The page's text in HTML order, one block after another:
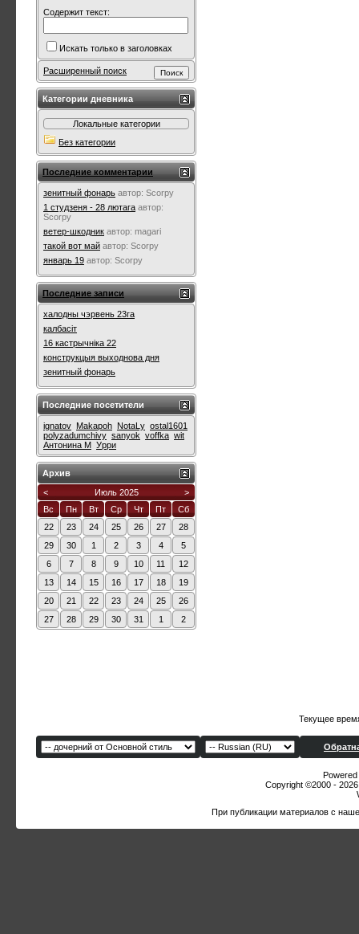
Содержит текст:
Искать только в заголовках
Расширенный поиск
Категории дневника
Локальные категории
Без категории
Последние комментарии
зенитный фонарь автор: Scorpy
1 студзеня - 28 лютага автор:
Scorpy
ветер-шкодник автор: magari
такой вот май автор: Scorpy
январь 19 автор: Scorpy
Последние записи
халодны чэрвень 23га
калбасіт
16 кастрычніка 22
конструкцыя выходнова дня
зенитный фонарь
Последние посетители
ignatov Makapoh NotaLy ostal1601
polyzadumchivy sanyok voffka wit
Антонина М Урри
Архив
<
>
Июль 2025
Вс
Пн Вт Ср Чт Пт
Сб
22
23 24 25 26 27
28
29
30 1 2 3 4
5
6
7 8 9 10 11
12
13
14 15 16 17 18
19
20
21 22 23 24 25
26
27
28 29 30 31 1 2
Текущее
Copyright ©2000 -
При публикации материалов с